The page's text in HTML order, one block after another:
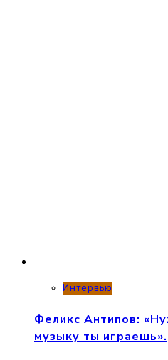
Интервью
Феликс Антипов:
музыку ты играешь».